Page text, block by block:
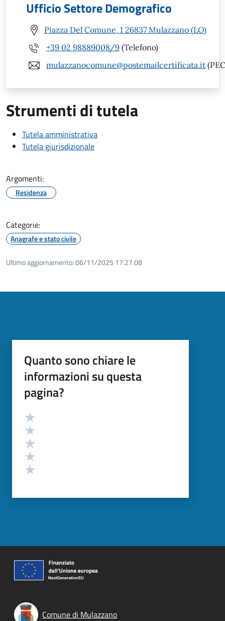
Ufficio Settore Demografico
Piazza Del Comune, 1 26837 Mulazzano (LO)
+39 02 98889008/9 (Telefono)
mulazzanocomune@postemailcertificata.it
Strumenti di tutela
Tutela amministrativa
Tutela giurisdizionale
Argomenti:
Residenza
Categorie:
Anagrafe e stato civile
Ultimo aggiornamento:06/11/2025 17:27.08
Quanto sono chiare le
informazioni su questa
pagina?
Valutazione
Comune di Mulazzano